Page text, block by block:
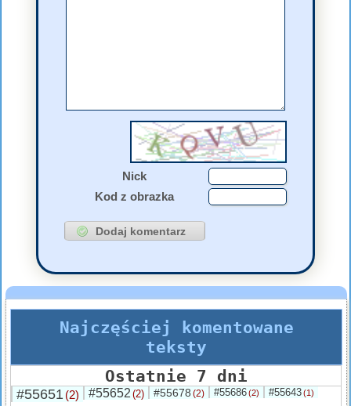
Nick
Kod z obrazka
Najczęściej komentowane
teksty
Ostatnie 7 dni
#55651(2) #55652 (2) #55678 (2) #55686(2) #55643(1)